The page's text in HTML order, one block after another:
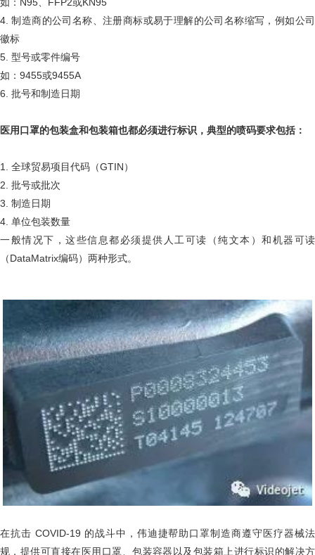
4. 制造商的公司名称、注册商标或易于理解的公司名称缩写，例如公司
徽标
5. 型号或零件编号
如：9455或9455A
6. 批号和制造日期
医用口罩的包装盒和包装箱也都必须进行标识，典型的喷码要求包括：
1. 全球贸易项目代码（GTIN）
2. 批号或批次
3. 制造日期
4. 单位包装数量
一般情况下，这些信息都必须提供人工可读（纯文本）和机器可读
（DataMatrix编码）两种形式。
在抗击 COVID-19 的战斗中，伟迪捷帮助口罩制造商遵守医疗器械法
规，提供可直接在医用口罩、包装容器以及包装箱上进行标识的解决方